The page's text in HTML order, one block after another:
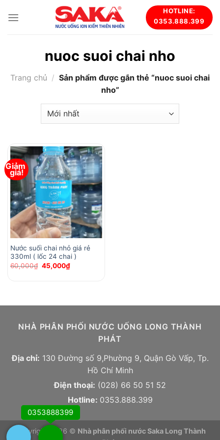
HOTLINE:
0353.888.399
nuoc suoi chai nho
Trang chủ / Sản phẩm được gắn thẻ “nuoc suoi chai
nho”
Giảm
giá!
Nước suối chai nhỏ giá rẻ
330ml ( lốc 24 chai )
60,000₫ Original
price
45,000₫Current
price
NHÀ PHÂN PHỐI NƯỚC UỐNG LONG THÀNH
PHÁT
Địa chỉ: 130 Đường số 9,Phường 9, Quận Gò Vấp, Tp.
Hồ Chí Minh
Điện thoại: (028) 66 50 51 52
Hotline: 0353.888.399
Copyright 2026 © Nhà phân phối nước Saka Long Thành
0353888399